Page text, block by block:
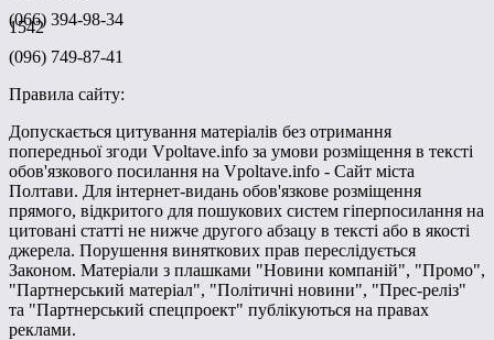
1542
(066) 394-98-34
(096) 749-87-41
Правила сайту:
Допускається цитування матеріалів без отримання
попередньої згоди Vpoltave.info за умови розміщення в тексті
обов'язкового посилання на Vpoltave.info - Сайт міста
Полтави. Для інтернет-видань обов'язкове розміщення
прямого, відкритого для пошукових систем гіперпосилання на
цитовані статті не нижче другого абзацу в тексті або в якості
джерела. Порушення виняткових прав переслідується
Законом. Матеріали з плашками "Новини компаній", "Промо",
"Партнерський матеріал", "Політичні новини", "Прес-реліз"
та "Партнерський спецпроект" публікуються на правах
реклами.